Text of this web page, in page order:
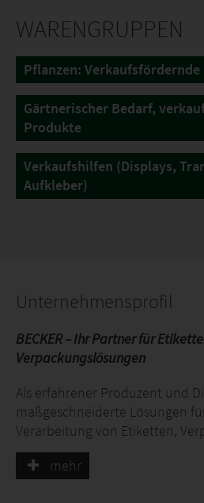
WARENGRUPPEN
Pflanzen:
Gärtnerischer Bedarf,
Produkte
Verkaufshilfen (Displays,
Aufkleber)
Unternehmensprofil
BECKER – Ihr Partner für
Verpackungslösungen
Als erfahrener Produzent und
maßgeschneiderte Lösungen
Verarbeitung von Etiketten,
Specials. An unserem
(Baden-Württemberg)
mehr